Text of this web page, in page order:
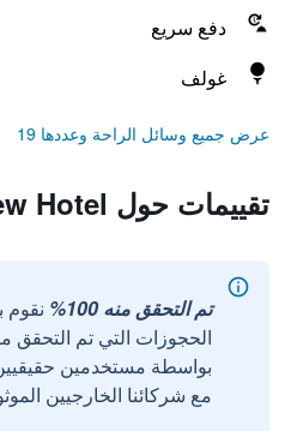
دفع سريع
غولف
عرض جميع وسائل الراحة وعددها 19
تقييمات حول Majestic View Hotel
تم التحقق منه 100%
الحجوزات التي تم التحقق
مع شركائنا الخارجيين